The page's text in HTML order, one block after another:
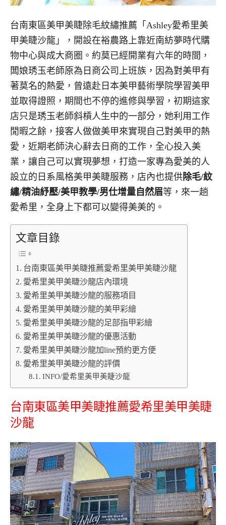
台南東區美甲美睫除毛紋繡推薦「Ashley愛希里美
甲美睫沙龍」，開設在裕農路上靠近南紡夢時代購
物中心與成大商圈。約莫已經開業有六年的時間，
闆娘琇玉老師原為日商公司上班族，因為對美甲有
著莫名的熱愛，曾遠赴日本美甲藝術學院學習美甲
並取得證照，期間也不停的進修與學習，初期這家
店只是琇玉老師斜槓人生中的一部分，她利用工作
閒暇之餘，接客人做做美甲來實現自己對美甲的熱
愛，近期老師決心辭去日商的工作，全心投入美
業，讓自己可以實現夢想，打造一家專為愛美的人
設立的日系風格美甲美睫服務，店內也提供除毛/紋
繡/精油紓壓/美甲教學/男仕增量自然眉等，來一趟
愛希里，全身上下都可以變得美美的。
文章目錄
台南東區美甲美睫推薦愛希里美甲美睫沙龍
愛希里美甲美睫沙龍店內環境
愛希里美甲美睫沙龍的服務項目
愛希里美甲美睫沙龍的美甲彩繪
愛希里美甲美睫沙龍的足部指甲彩繪
愛希里美甲美睫沙龍的優惠活動
愛希里美甲美睫沙龍加line預約更方便
愛希里美甲美睫沙龍的評價
INFO/愛希里美甲美睫沙龍
台南東區美甲美睫推薦愛希里美甲美睫
沙龍